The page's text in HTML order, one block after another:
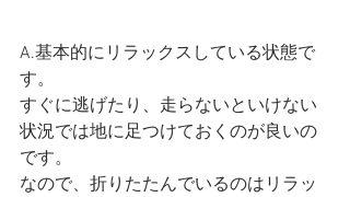
A.基本的にリラックスしている状態で
す。
すぐに逃げたり、走らないといけない
状況では地に足つけておくのが良いの
です。
なので、折りたたんでいるのはリラッ